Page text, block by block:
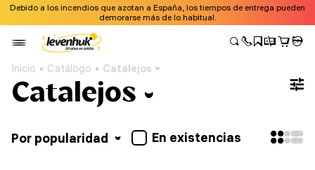
Debido a los incendios que azotan a España, los tiempos de entrega pueden
demorarse más de lo habitual.
Inicio Catálogo Catalejos
Catalejos
Por popularidad En existencias